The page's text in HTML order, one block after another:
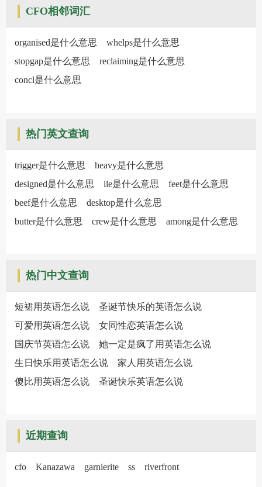
CFO相邻词汇
organised是什么意思
whelps是什么意思
stopgap是什么意思
reclaiming是什么意思
concl是什么意思
热门英文查询
trigger是什么意思
heavy是什么意思
designed是什么意思
ile是什么意思
feet是什么意思
beef是什么意思
desktop是什么意思
butter是什么意思
crew是什么意思 among是什么意思
热门中文查询
短裙用英语怎么说
圣诞节快乐的英语怎么说
可爱用英语怎么说
女同性恋英语怎么说
国庆节英语怎么说
她一定是疯了用英语怎么说
生日快乐用英语怎么说
家人用英语怎么说
傻比用英语怎么说
圣诞快乐英语怎么说
近期查询
cfo Kanazawa garnierite ss riverfront